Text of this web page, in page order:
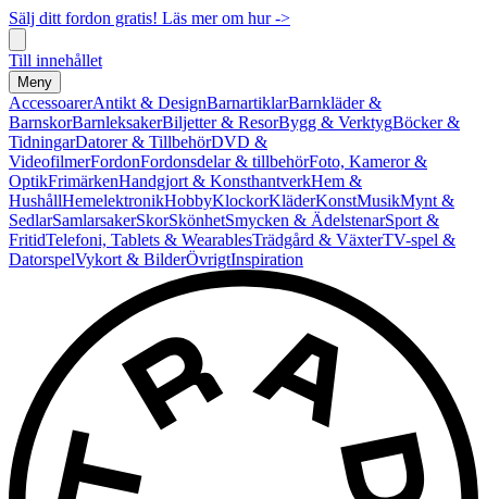
Sälj ditt fordon gratis! Läs mer om hur ->
Till innehållet
Meny
AccessoarerAntikt & DesignBarnartiklarBarnkläder &
BarnskorBarnleksakerBiljetter & ResorBygg & VerktygBöcker &
TidningarDatorer & TillbehörDVD &
VideofilmerFordonFordonsdelar & tillbehörFoto, Kameror &
OptikFrimärkenHandgjort & KonsthantverkHem &
HushållHemelektronikHobbyKlockorKläderKonstMusikMynt &
SedlarSamlarsakerSkorSkönhetSmycken & ÄdelstenarSport &
FritidTelefoni, Tablets & WearablesTrädgård & VäxterTV-spel &
DatorspelVykort & BilderÖvrigtInspiration